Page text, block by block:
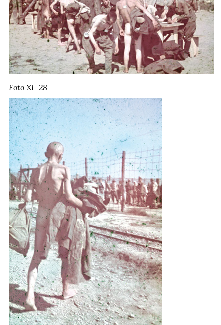
Foto XI_28